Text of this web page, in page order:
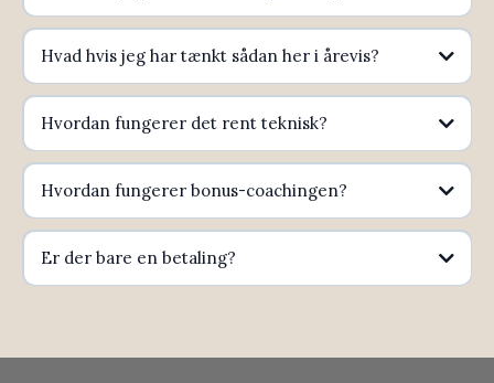
Hvad hvis jeg har tænkt sådan her i årevis?
Hvordan fungerer det rent teknisk?
Hvordan fungerer bonus-coachingen?
Er der bare en betaling?